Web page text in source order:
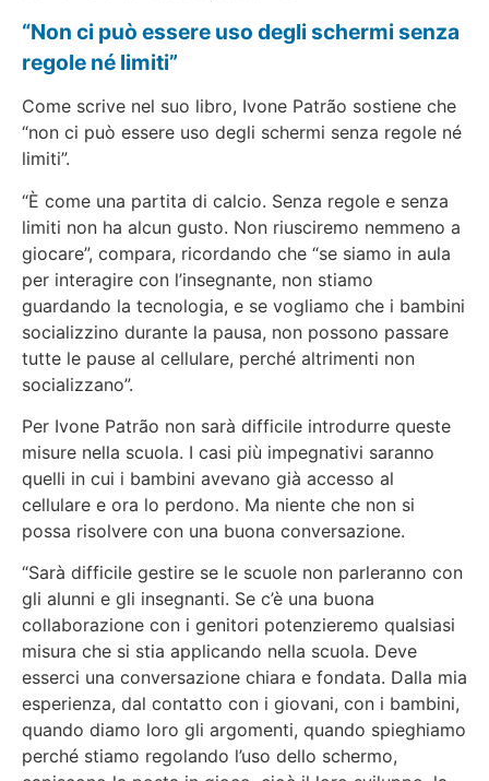
“Non ci può essere uso degli schermi senza
regole né limiti”
Come scrive nel suo libro, Ivone Patrão sostiene che
“non ci può essere uso degli schermi senza regole né
limiti”.
“È come una partita di calcio. Senza regole e senza
limiti non ha alcun gusto. Non riusciremo nemmeno a
giocare”, compara, ricordando che “se siamo in aula
per interagire con l’insegnante, non stiamo
guardando la tecnologia, e se vogliamo che i bambini
socializzino durante la pausa, non possono passare
tutte le pause al cellulare, perché altrimenti non
socializzano”.
Per Ivone Patrão non sarà difficile introdurre queste
misure nella scuola. I casi più impegnativi saranno
quelli in cui i bambini avevano già accesso al
cellulare e ora lo perdono. Ma niente che non si
possa risolvere con una buona conversazione.
“Sarà difficile gestire se le scuole non parleranno con
gli alunni e gli insegnanti. Se c’è una buona
collaborazione con i genitori potenzieremo qualsiasi
misura che si stia applicando nella scuola. Deve
esserci una conversazione chiara e fondata. Dalla mia
esperienza, dal contatto con i giovani, con i bambini,
quando diamo loro gli argomenti, quando spieghiamo
perché stiamo regolando l’uso dello schermo,